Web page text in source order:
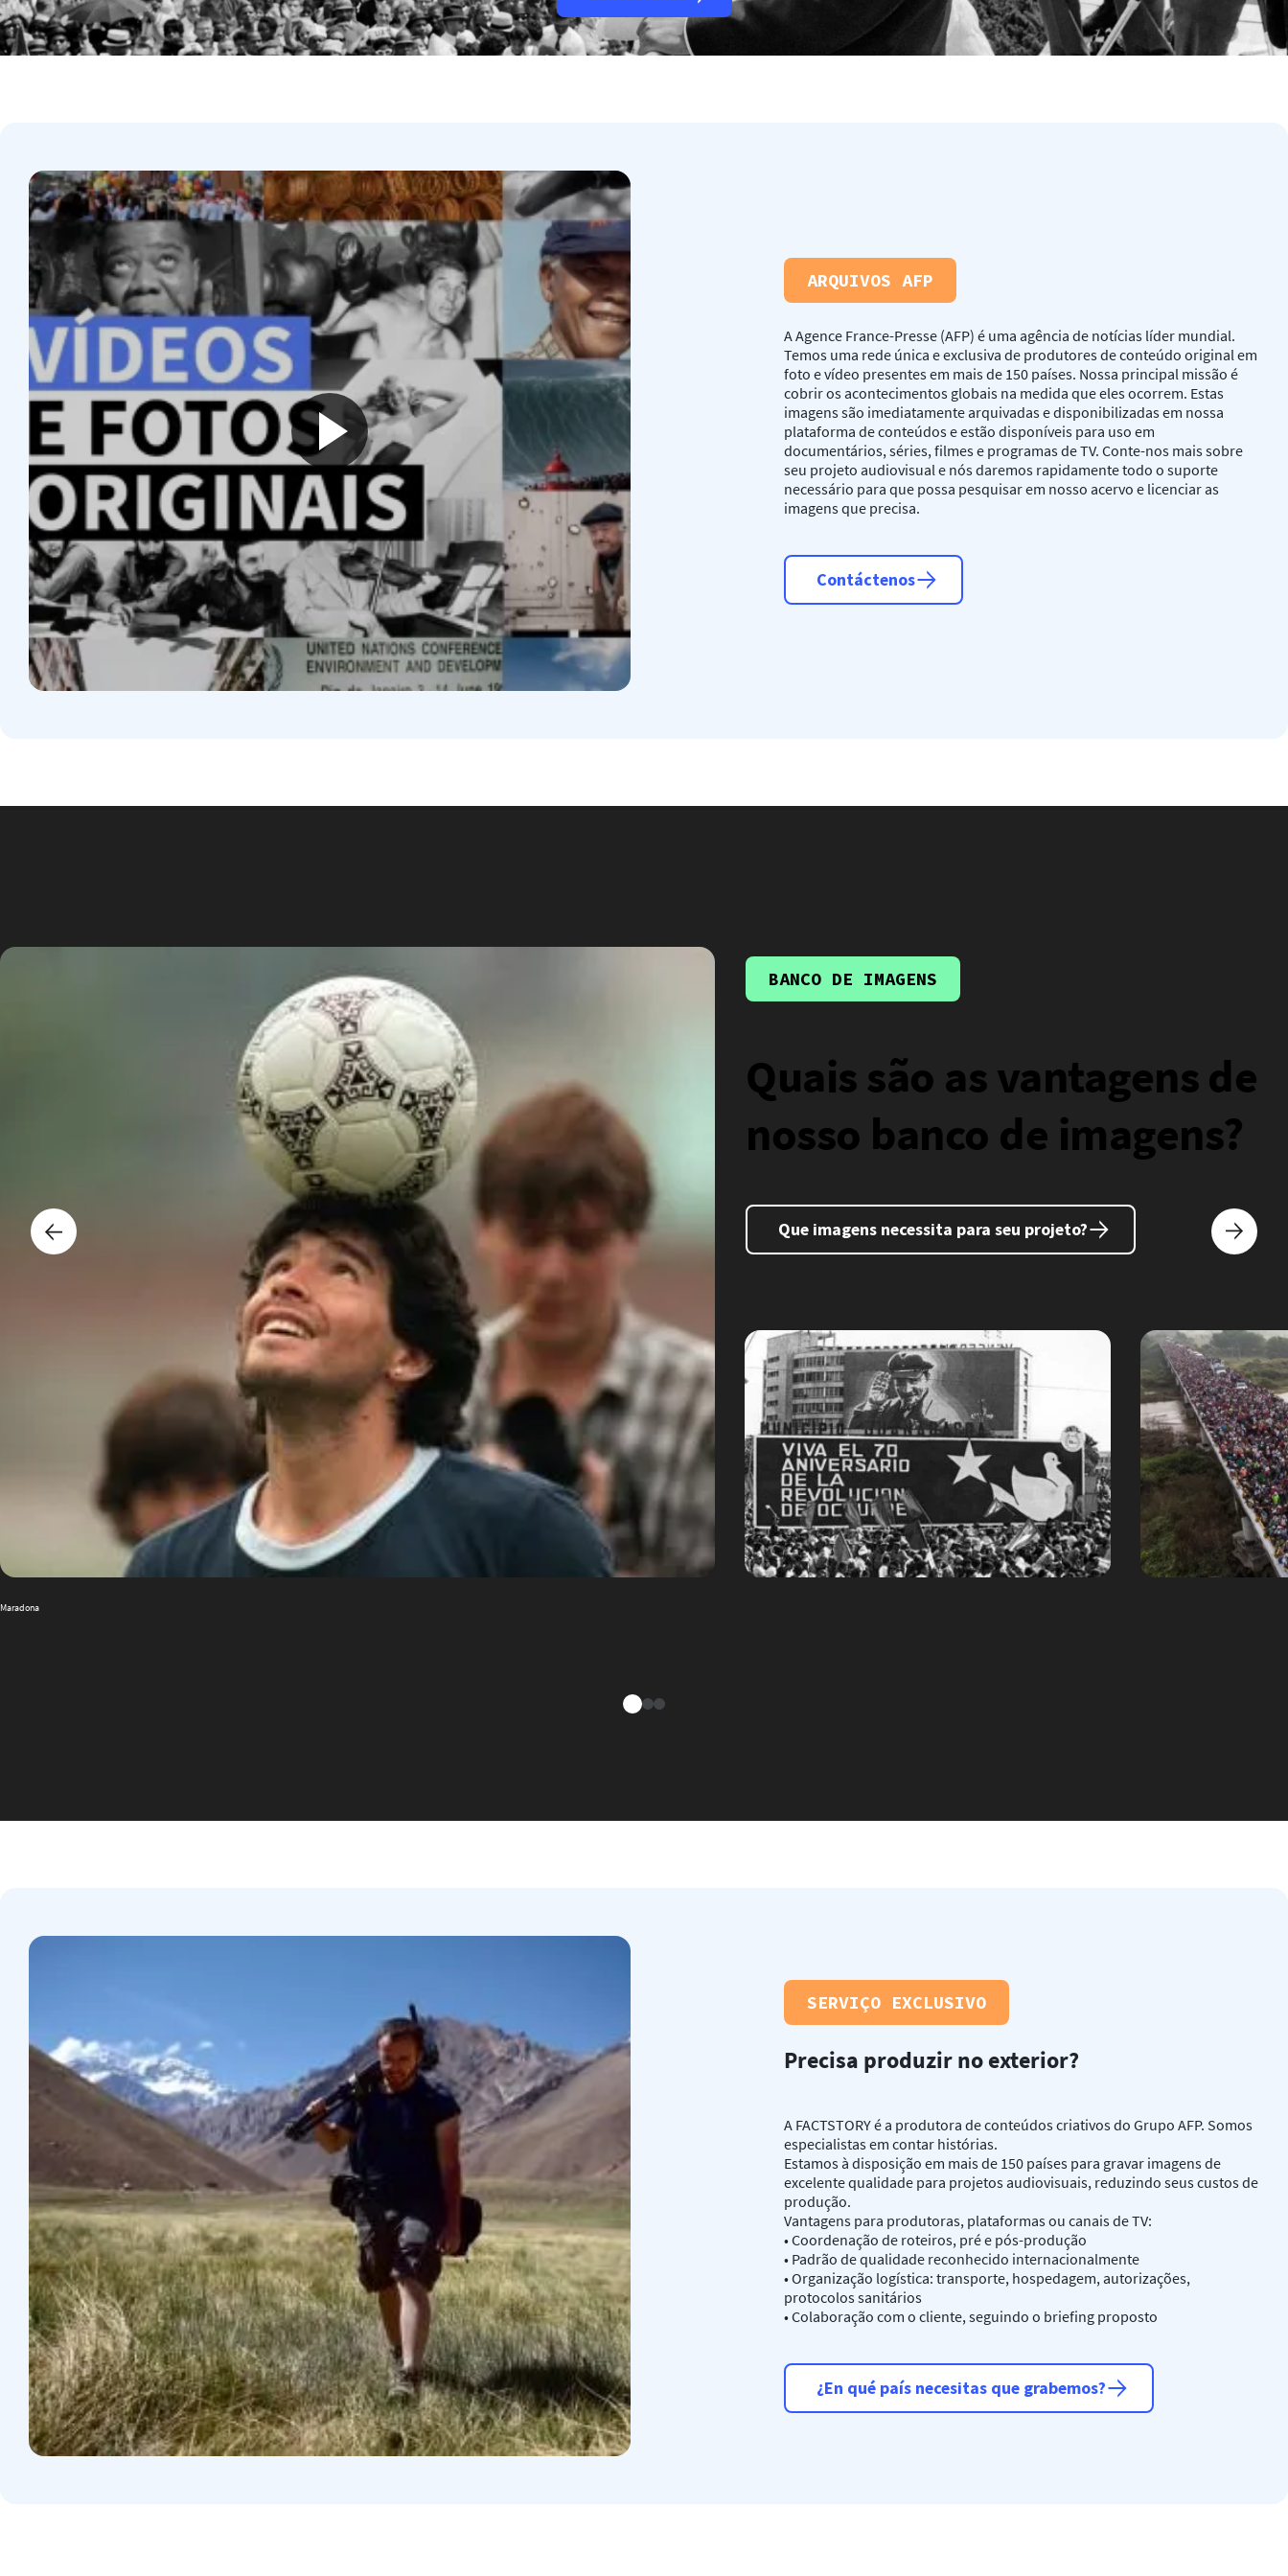
ARQUIVOS AFP
A Agence France-Presse (AFP) é uma agência de notícias líder mundial.
Temos uma rede única e exclusiva de produtores de conteúdo original em
foto e vídeo presentes em mais de 150 países. Nossa principal missão é
cobrir os acontecimentos globais na medida que eles ocorrem. Estas
imagens são imediatamente arquivadas e disponibilizadas em nossa
plataforma de conteúdos e estão disponíveis para uso em
documentários, séries, filmes e programas de TV. Conte-nos mais sobre
seu projeto audiovisual e nós daremos rapidamente todo o suporte
necessário para que possa pesquisar em nosso acervo e licenciar as
imagens que precisa.
Contáctenos
Maradona
BANCO DE IMAGENS
Quais são as vantagens de
nosso banco de imagens?
Que imagens necessita para seu projeto?
SERVIÇO EXCLUSIVO
Precisa produzir no exterior?
A FACTSTORY é a produtora de conteúdos criativos do Grupo AFP. Somos
especialistas em contar histórias.
Estamos à disposição em mais de 150 países para gravar imagens de
excelente qualidade para projetos audiovisuais, reduzindo seus custos de
produção.
Vantagens para produtoras, plataformas ou canais de TV:
• Coordenação de roteiros, pré e pós-produção
• Padrão de qualidade reconhecido internacionalmente
• Organização logística: transporte, hospedagem, autorizações,
protocolos sanitários
• Colaboração com o cliente, seguindo o briefing proposto
¿En qué país necesitas que grabemos?